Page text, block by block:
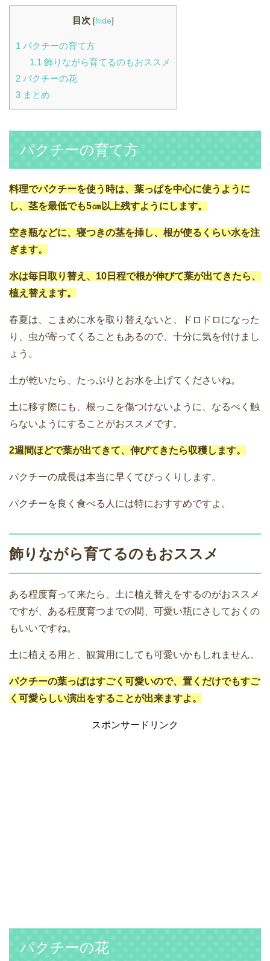
目次 [hide]
1 パクチーの育て方
1.1飾りながら育てるのもおススメ
2 パクチーの花
3 まとめ
パクチーの育て方
料理でパクチーを使う時は、葉っぱを中心に使うように
し、茎を最低でも5㎝以上残すようにします。
空き瓶などに、寝つきの茎を挿し、根が使るくらい水を注
ぎます。
水は毎日取り替え、10日程で根が伸びて葉が出てきたら、
植え替えます。
春夏は、こまめに水を取り替えないと、ドロドロになった
り、虫が寄ってくることもあるので、十分に気を付けまし
ょう。
土が乾いたら、たっぷりとお水を上げてくださいね。
土に移す際にも、根っこを傷つけないように、なるべく触
らないようにすることがおススメです。
2週間ほどで葉が出てきて、伸びてきたら収穫します。
パクチーの成長は本当に早くてびっくりします。
パクチーを良く食べる人には特におすすめですよ。
飾りながら育てるのもおススメ
ある程度育って来たら、土に植え替えをするのがおススメ
ですが、ある程度育つまでの間、可愛い瓶にさしておくの
もいいですね。
土に植える用と、観賞用にしても可愛いかもしれません。
パクチーの葉っぱはすごく可愛いので、置くだけでもすご
く可愛らしい演出をすることが出来ますよ。
スポンサードリンク
パクチーの花